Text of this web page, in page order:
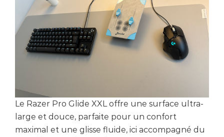
Le Razer Pro Glide XXL offre une surface ultra-
large et douce, parfaite pour un confort
maximal et une glisse fluide, ici accompagné du